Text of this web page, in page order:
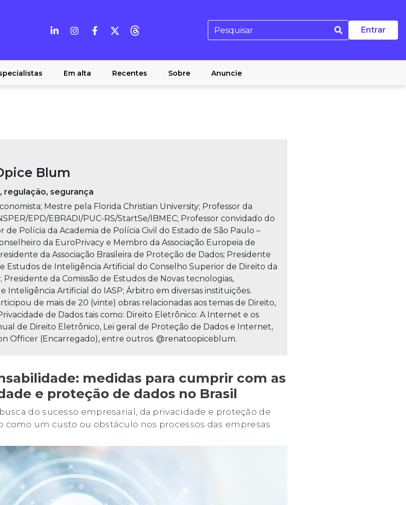
Entrar
Em alta Recentes Sobre Anuncie
Blum
regulação, segurança
Mestre pela Florida Christian University; Professor da
EPD/EBRADI/PUC-RS/StartSe/IBMEC; Professor convidado do
de Polícia da Academia de Polícia Civil do Estado de São Paulo –
da EuroPrivacy e Membro da Associação Europeia de
da Associação Brasileira de Proteção de Dados; Presidente
Estudos de Inteligência Artificial do Conselho Superior de Direito da
Presidente da Comissão de Estudos de Novas tecnologias,
Inteligência Artificial do IASP; Árbitro em diversas instituições.
de mais de 20 (vinte) obras relacionadas aos temas de Direito,
de Dados tais como: Direito Eletrônico: A Internet e os
de Direito Eletrônico, Lei geral de Proteção de Dados e Internet,
Officer (Encarregado), entre outros. @renatoopiceblum.
medidas para cumprir com as
e proteção de dados no Brasil
do sucesso empresarial, da privacidade e proteção de
um custo ou obstáculo nos processos das empresas